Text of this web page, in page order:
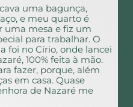
uma bagunça,
e meu quarto é
uma mesa e fiz um
para trabalhar. O
foi no Círio, onde lancei
100% feita à mão.
fazer, porque, além
em casa. Quase
de Nazaré me